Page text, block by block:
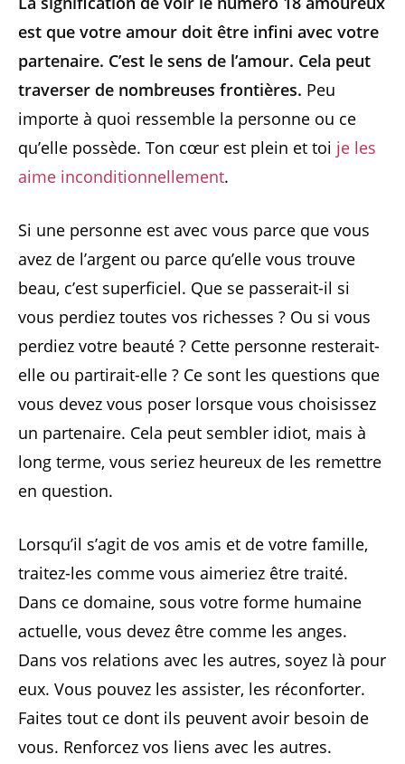
est que votre amour doit être infini avec votre
partenaire. C’est le sens de l’amour. Cela peut
traverser de nombreuses frontières. Peu
importe à quoi ressemble la personne ou ce
qu’elle possède. Ton cœur est plein et toi je les
aime inconditionnellement.
Si une personne est avec vous parce que vous
avez de l’argent ou parce qu’elle vous trouve
beau, c’est superficiel. Que se passerait-il si
vous perdiez toutes vos richesses ? Ou si vous
perdiez votre beauté ? Cette personne resterait-
elle ou partirait-elle ? Ce sont les questions que
vous devez vous poser lorsque vous choisissez
un partenaire. Cela peut sembler idiot, mais à
long terme, vous seriez heureux de les remettre
en question.
Lorsqu’il s’agit de vos amis et de votre famille,
traitez-les comme vous aimeriez être traité.
Dans ce domaine, sous votre forme humaine
actuelle, vous devez être comme les anges.
Dans vos relations avec les autres, soyez là pour
eux. Vous pouvez les assister, les réconforter.
Faites tout ce dont ils peuvent avoir besoin de
vous. Renforcez vos liens avec les autres.